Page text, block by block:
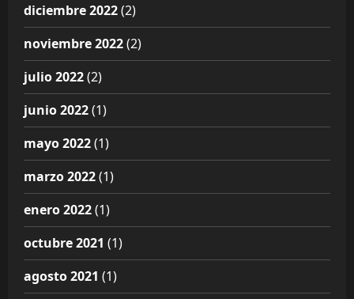
diciembre 2022(2)
noviembre 2022(2)
julio 2022(2)
junio 2022(1)
mayo 2022(1)
marzo 2022(1)
enero 2022(1)
octubre 2021 (1)
agosto 2021 (1)